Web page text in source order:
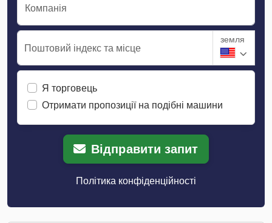
Компанія
Поштовий індекс та місце
земля
Я торговець
Отримати пропозиції на подібні машини
Відправити запит
Політика конфіденційності